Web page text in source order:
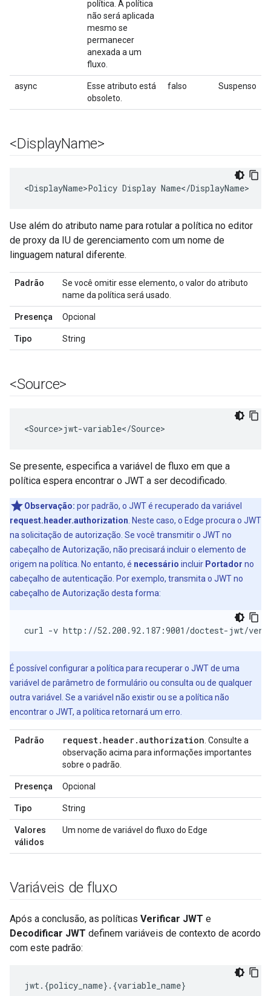
política. A política
não será aplicada
mesmo se
permanecer
anexada a um
fluxo.
async
Esse atributo está
obsoleto.
falso Suspenso
<DisplayName>
<DisplayName>Policy Display Name</DisplayName>
Use além do atributo name para rotular a política no editor
de proxy da IU de gerenciamento com um nome de
linguagem natural diferente.
Padrão
Se você omitir esse elemento, o valor do atributo
name da política será usado.
Presença Opcional
Tipo String
<Source>
<Source>jwt-variable</Source>
Se presente, especifica a variável de fluxo em que a
política espera encontrar o JWT a ser decodificado.
Observação: por padrão, o JWT é recuperado da variável
request.header.authorization . Neste caso, o Edge procura o JWT
na solicitação de autorização. Se você transmitir o JWT no
cabeçalho de Autorização, não precisará incluir o elemento de
origem na política. No entanto, é necessário incluir Portador no
cabeçalho de autenticação. Por exemplo, transmita o JWT no
cabeçalho de Autorização desta forma:
curl -v http://52.200.92.187:9001/doctest-jwt/
É possível configurar a política para recuperar o JWT de uma
variável de parâmetro de formulário ou consulta ou de qualquer
outra variável. Se a variável não existir ou se a política não
encontrar o JWT, a política retornará um erro.
Padrão request. header.authorization . Consulte a
observação acima para informações importantes
sobre o padrão.
Presença Opcional
Tipo String
Valores
válidos
Um nome de variável do fluxo do Edge
Variáveis de fluxo
Após a conclusão, as políticas Verificar JWT e
Decodificar JWT definem variáveis de contexto de acordo
com este padrão:
jwt. {policy_name} . {variable_name}